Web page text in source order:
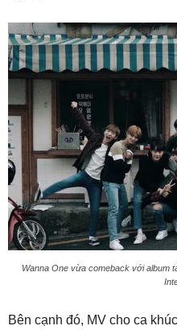
Wanna One vừa comeback với album
Bên cạnh đó, MV cho ca